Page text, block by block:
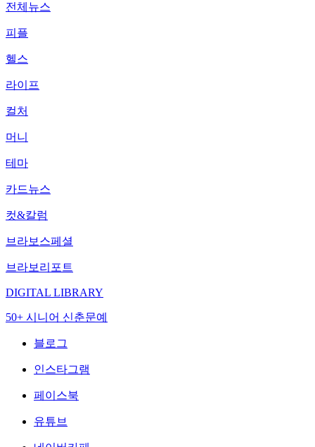
전체뉴스
피플
헬스
라이프
컬처
머니
테마
카드뉴스
컷&칼럼
브라보스페셜
브라보리포트
DIGITAL LIBRARY
50+ 시니어 신춘문예
블로그
인스타그램
페이스북
유튜브